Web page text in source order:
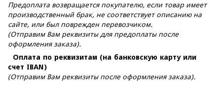
Предоплата возвращается покупателю, если товар имеет
производственный брак, не соответствует описанию на
сайте, или был поврежден перевозчиком.
(Отправим Вам реквизиты для предоплаты после
оформления заказа).
Оплата по реквизитам (на банковскую карту или
счет IBAN)
(Отправим Вам реквизиты после оформления заказа).